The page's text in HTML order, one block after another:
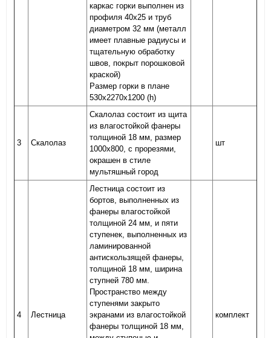
каркас горки выполнен из
профиля 40х25 и труб
диаметром 32 мм (металл
имеет плавные радиусы и
тщательную обработку
швов, покрыт порошковой
краской)
Размер горки в плане
530х2270х1200 (h)
3 Скалолаз
Скалолаз состоит из щита
из влагостойкой фанеры
толщиной 18 мм, размер
1000х800, с прорезями,
окрашен в стиле
мультяшный город
шт
4 Лестница
Лестница состоит из
бортов, выполненных из
фанеры влагостойкой
толщиной 24 мм, и пяти
ступенек, выполненных из
ламинированной
антискользящей фанеры,
толщиной 18 мм, ширина
ступней 780 мм.
Пространство между
ступенями закрыто
экранами из влагостойкой
фанеры толщиной 18 мм,
комплект